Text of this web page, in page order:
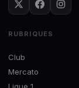
RUBRIQUES
Club
Mercato